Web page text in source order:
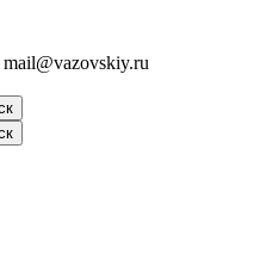
mail@vazovskiy.ru